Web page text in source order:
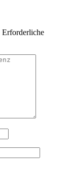
Erforderliche